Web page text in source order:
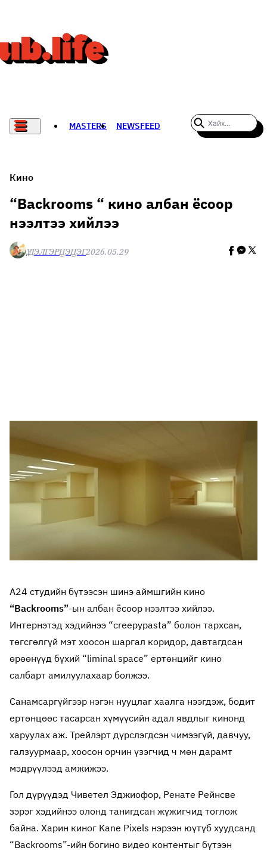
MASTERS NEWSFEED
THE NEW YORK TIMES
НАДАД НЭГ САНАЛ БАЙНА
Кино
“Backrooms “ кино албан ёсоор
нээлтээ хийлээ
Ү.ДЭЛГЭРЦЭЦЭГ2026.05.29
A24 студийн бүтээсэн шинэ аймшгийн кино
“Backrooms”-ын албан ёсоор нээлтээ хийлээ.
Интернэтэд хэдийнээ “creepypasta” болон тархсан,
төгсгөлгүй мэт хоосон шаргал коридор, давтагдсан
өрөөнүүд бүхий “liminal space” ертөнцийг кино
салбарт амилуулахаар болжээ.
Санамсаргүйгээр нэгэн нууцлаг хаалга нээгдэж, бодит
ертөнцөөс тасарсан хүмүүсийн адал явдлыг кинонд
харуулах аж. Трейлэрт дүрслэгдсэн чимээгүй, давчуу,
галзуурмаар, хоосон орчин үзэгчид ч мөн дарамт
мэдрүүлээд амжижээ.
Гол дүрүүдэд Чиветел Эджиофор, Ренате Рейнсве
зэрэг хэдийнээ олонд танигдсан жүжигчид тоглож
байна. Харин киног Kane Pixels нэрээн юүтүб хуудсанд
“Backrooms”-ийн богино видео контентыг бүтээн